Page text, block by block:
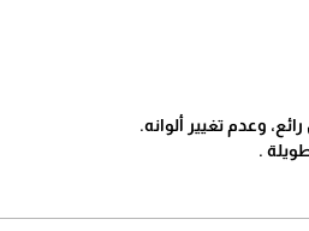
وعدم تغيير ألوانه.
.